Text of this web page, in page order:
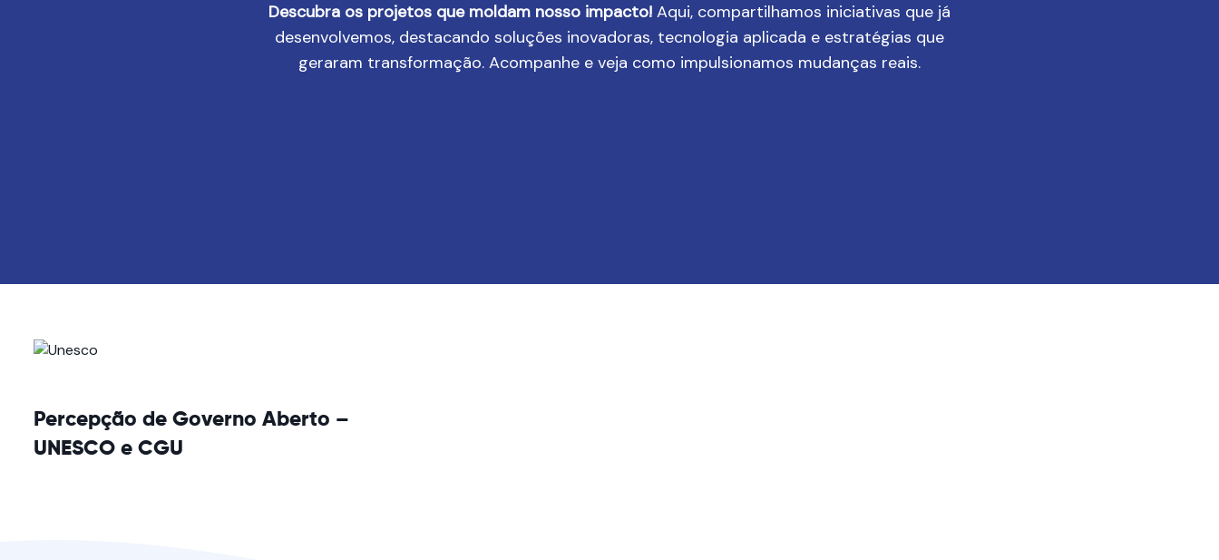
Descubra os projetos que moldam nosso impacto! Aqui, compartilhamos iniciativas que já
desenvolvemos, destacando soluções inovadoras, tecnologia aplicada e estratégias que
geraram transformação. Acompanhe e veja como impulsionamos mudanças reais.
Percepção de Governo Aberto –
UNESCO e CGU